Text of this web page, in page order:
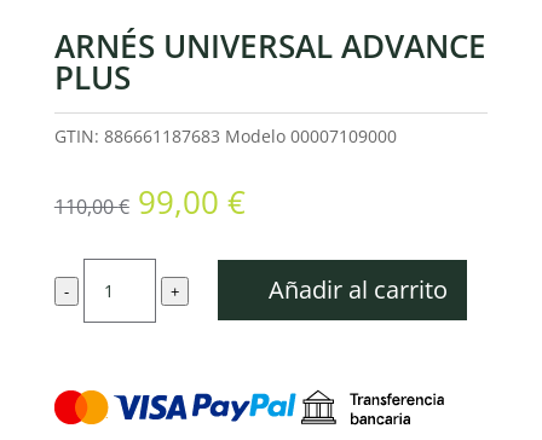
ARNÉS UNIVERSAL ADVANCE
PLUS
GTIN: 886661187683 Modelo 00007109000
110,00€ El
precio
original
era:
110,00 €.
99,00 €El
actual
es:
99,00 €.
-
universal
cantidad
+ Añadir al carrito